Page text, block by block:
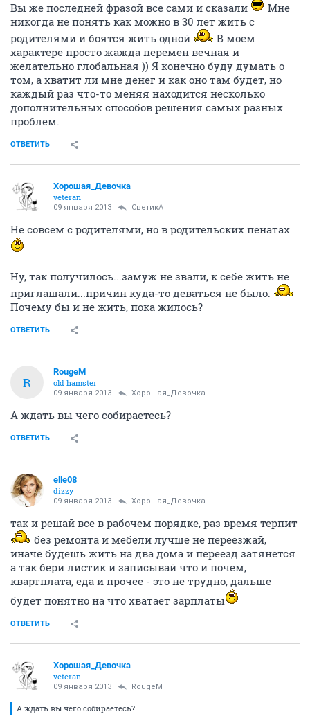
Вы же последней фразой все сами и сказали
Мне
никогда не понять как можно в 30 лет жить с
родителями и боятся жить одной
В моем
характере просто жажда перемен вечная и
желательно глобальная )) Я конечно буду думать о
том, а хватит ли мне денег и как оно там будет, но
каждый раз что-то меняя находится несколько
дополнительных способов решения самых разных
проблем.
ОТВЕТИТЬ
Хорошая_Девочка
veteran
09 января 2013 СветикА
Не совсем с родителями, но в родительских пенатах
Ну, так получилось...замуж не звали, к себе жить не
приглашали...причин куда-то деваться не было.
Почему бы и не жить, пока жилось?
ОТВЕТИТЬ
R
RougeM
old hamster
09 января 2013 Хорошая_Девочка
А ждать вы чего собираетесь?
ОТВЕТИТЬ
elle08
dizzy
09 января 2013 Хорошая_Девочка
так и решай все в рабочем порядке, раз время терпит
без ремонта и мебели лучше не переезжай,
иначе будешь жить на два дома и переезд затянется
а так бери листик и записывай что и почем,
квартплата, еда и прочее - это не трудно, дальше
будет понятно на что хватает зарплаты
ОТВЕТИТЬ
Хорошая_Девочка
veteran
09 января 2013 RougeM
А ждать вы чего собираетесь?